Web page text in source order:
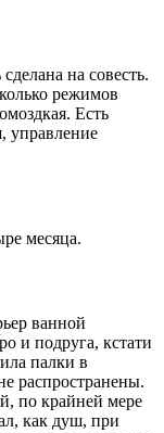
на совесть.
режимов
Есть
управление
месяца.
ванной
и подруга, кстати
палки в
распространены.
по крайней мере
как душ, при